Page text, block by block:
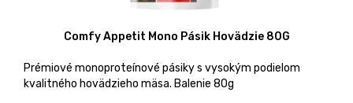
Comfy Appetit Mono Pásik Hovädzie 80G
Prémiové monoproteínové pásiky s vysokým podielom
kvalitného hovädzieho mäsa. Balenie 80g